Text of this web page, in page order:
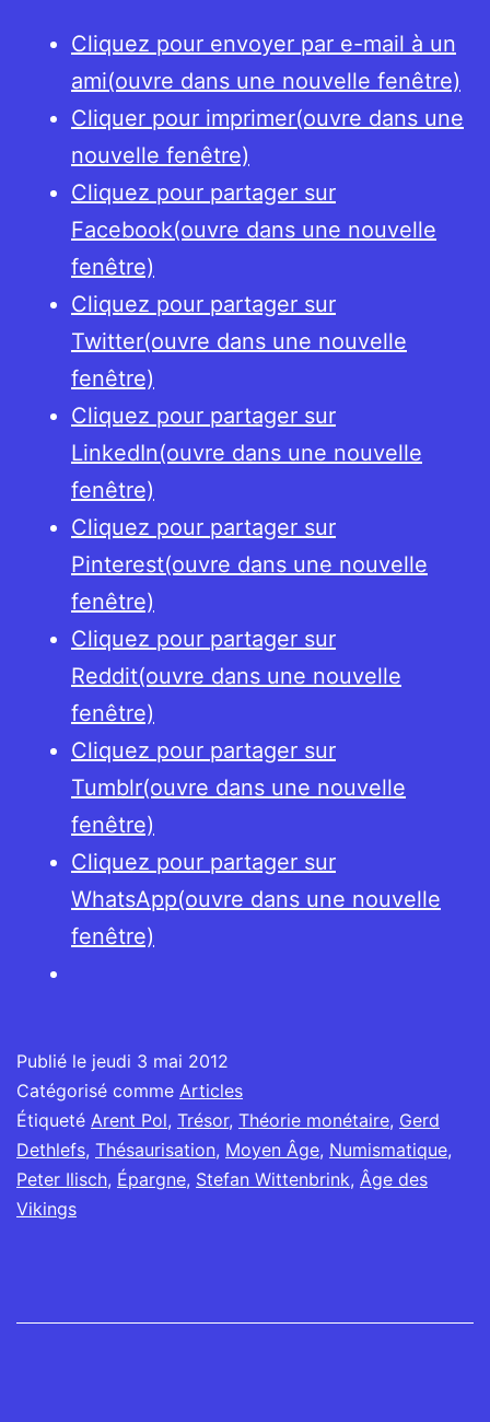
Cliquez pour envoyer par e-mail à un
ami(ouvre dans une nouvelle fenêtre)
Cliquer pour imprimer(ouvre dans une
nouvelle fenêtre)
Cliquez pour partager sur
Facebook(ouvre dans une nouvelle
fenêtre)
Cliquez pour partager sur
Twitter(ouvre dans une nouvelle
fenêtre)
Cliquez pour partager sur
LinkedIn(ouvre dans une nouvelle
fenêtre)
Cliquez pour partager sur
Pinterest(ouvre dans une nouvelle
fenêtre)
Cliquez pour partager sur
Reddit(ouvre dans une nouvelle
fenêtre)
Cliquez pour partager sur
Tumblr(ouvre dans une nouvelle
fenêtre)
Cliquez pour partager sur
WhatsApp(ouvre dans une nouvelle
fenêtre)
Publié le jeudi 3 mai 2012
Catégorisé comme Articles
Étiqueté Arent Pol, Trésor, Théorie monétaire, Gerd
Dethlefs, Thésaurisation, Moyen Âge, Numismatique,
Peter Ilisch, Épargne, Stefan Wittenbrink, Âge des
Vikings